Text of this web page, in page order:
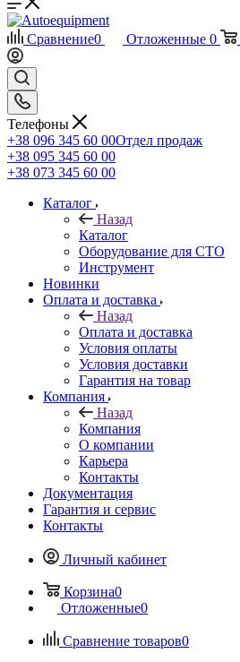
Сравнение0 Отложенные 0
Телефоны
+38 096 345 60 00Отдел продаж
+38 095 345 60 00
+38 073 345 60 00
Каталог
Назад
Каталог
Оборудование для СТО
Инструмент
Новинки
Оплата и доставка
Назад
Оплата и доставка
Условия оплаты
Условия доставки
Гарантия на товар
Компания
Назад
Компания
О компании
Карьера
Контакты
Документация
Гарантия и сервис
Контакты
Личный кабинет
Корзина0
Отложенные0
Сравнение товаров0